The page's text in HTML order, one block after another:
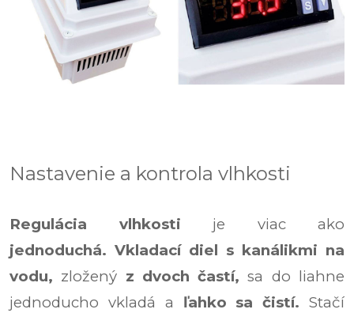
Nastavenie a kontrola vlhkosti
Regulácia vlhkosti je viac ako
jednoduchá. Vkladací diel s kanálikmi na
vodu, zložený z dvoch častí, sa do liahne
jednoducho vkladá a ľahko sa čistí. Stačí